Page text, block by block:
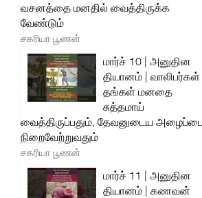
வசனத்தை மனதில் வைத்திருக்க
வேண்டும்
சகரியா பூணன்
மார்ச் 10 | அனுதின
தியானம் | வாலிபர்கள்
தங்கள் மனதை
சுத்தமாய்
வைத்திருப்பதும், தேவனுடைய அழைப்பை
நிறைவேற்றுவதும்
சகரியா பூணன்
மார்ச் 11 | அனுதின
தியானம் | கணவன்